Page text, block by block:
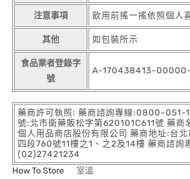
注意事項 飲用前搖一搖依照個人
其他 如包裝所示
食品業者登錄字
號
A-170438413-
藥商許可執照: 藥商諮詢專線:0800-051-
號:北市衛藥販松字第620101C611號 藥商
個人用品商店股份有限公司 藥商地址:台
四段760號11樓之1、之2及14樓 藥商諮詢
(02)27421234
How To Store
室溫